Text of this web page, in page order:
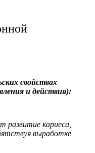
свойствах
и действия):
кариеса,
выработке